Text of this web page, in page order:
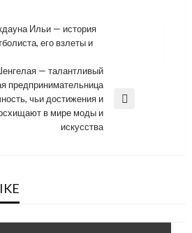
Ильи — история
его взлеты и
— талантливый
предпринимательница
чьи достижения и
в мире моды и
искусства